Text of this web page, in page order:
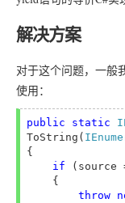
解决方案
对于这个问题，一般
使用：
public static
ToString(
{
if
(source